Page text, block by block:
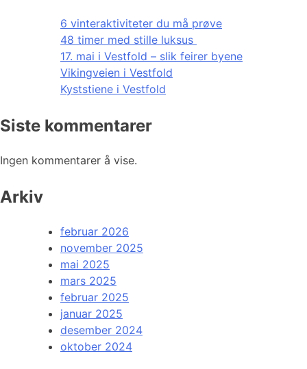
6 vinteraktiviteter du må prøve
48 timer med stille luksus
17. mai i Vestfold – slik feirer byene
Vikingveien i Vestfold
Kyststiene i Vestfold
Siste kommentarer
Ingen kommentarer å vise.
Arkiv
februar 2026
november 2025
mai 2025
mars 2025
februar 2025
januar 2025
desember 2024
oktober 2024